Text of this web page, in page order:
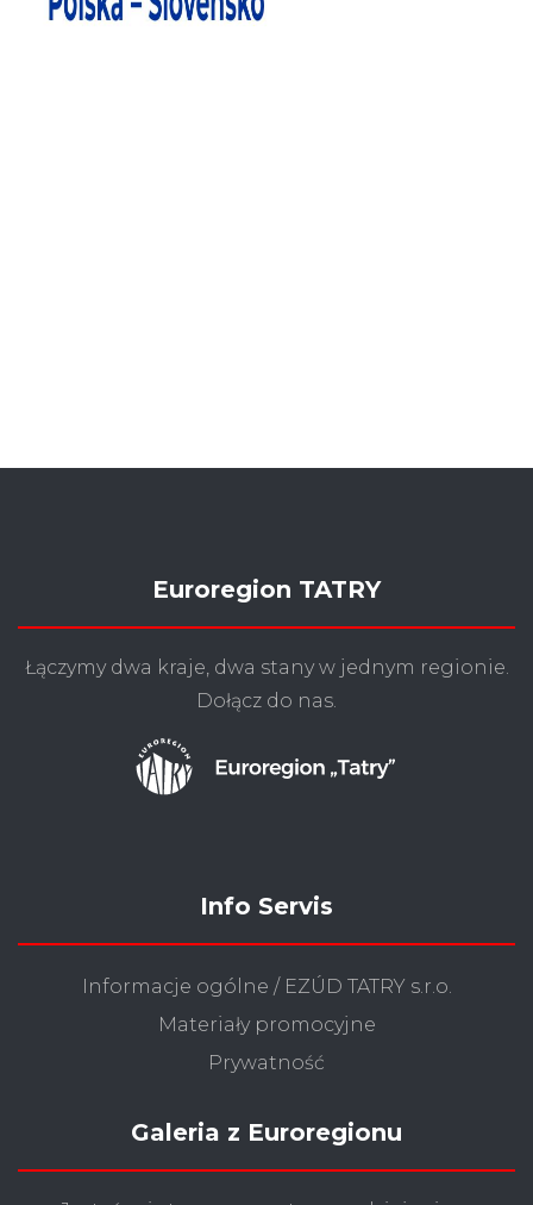
Euroregion TATRY
Łączymy dwa kraje, dwa stany w jednym regionie.
Dołącz do nas.
Info Servis
Informacje ogólne / EZÚD TATRY s.r.o.
Materiały promocyjne
Prywatność
Galeria z Euroregionu